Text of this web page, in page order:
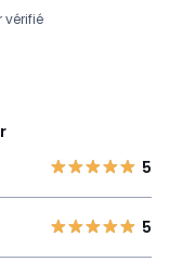
vérifié
5
5